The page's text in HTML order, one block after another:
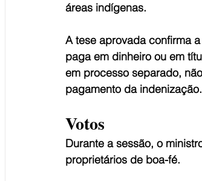
áreas indígenas.
A tese aprovada confirma
paga em dinheiro ou em
em processo separado,
pagamento da indenização.
Votos
Durante a sessão, o
proprietários de boa-fé.